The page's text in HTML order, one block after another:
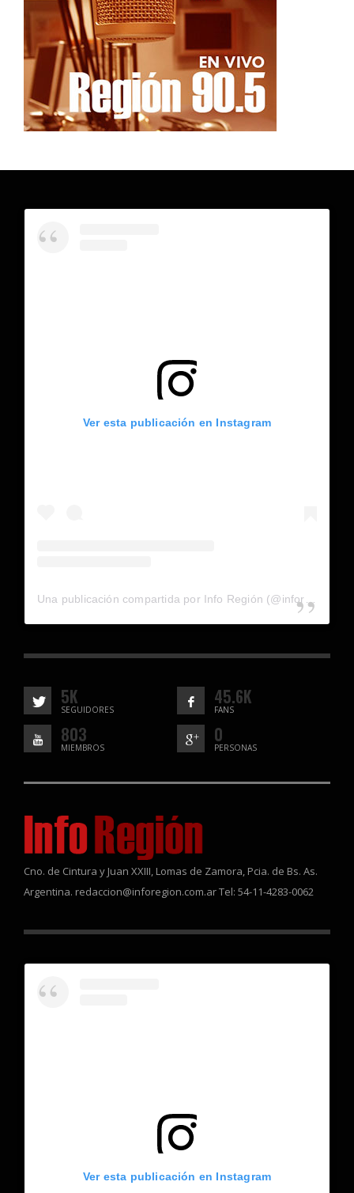
Ver esta publicación en Instagram
5K
SEGUIDORES
45.6K
FANS
803
MIEMBROS
0
PERSONAS
Cno. de Cintura y Juan XXIII, Lomas de Zamora, Pcia. de Bs. As.
Argentina. redaccion@inforegion.com.ar Tel: 54-11-4283-0062
Ver esta publicación en Instagram